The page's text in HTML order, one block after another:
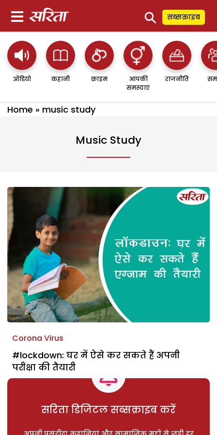
⚲ सब्सक्राइब
ऑडियो कहानी क्राइम
आपकी
समस्याएं
राजनीति
Home » music study
Music Study
Corona Virus
#lockdown: घर में ऐसे कर सकते हैं अपनी
परीक्षा की तैयारी
सरिता डिजिटल सब्सक्राइब करें